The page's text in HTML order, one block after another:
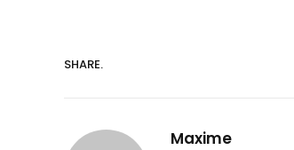
SHARE.
Maxime